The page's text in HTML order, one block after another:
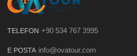
TELEFON +90 534 767 3995
E POSTA info@ovatour.com